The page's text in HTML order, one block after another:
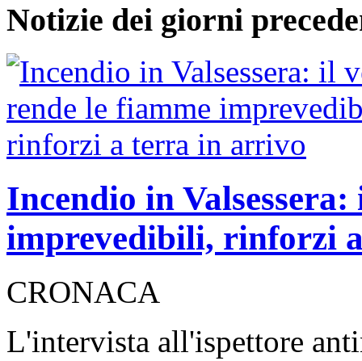
Notizie dei giorni
Incendio in
imprevedibili, rinforzi
CRONACA
L'intervista all'ispettore